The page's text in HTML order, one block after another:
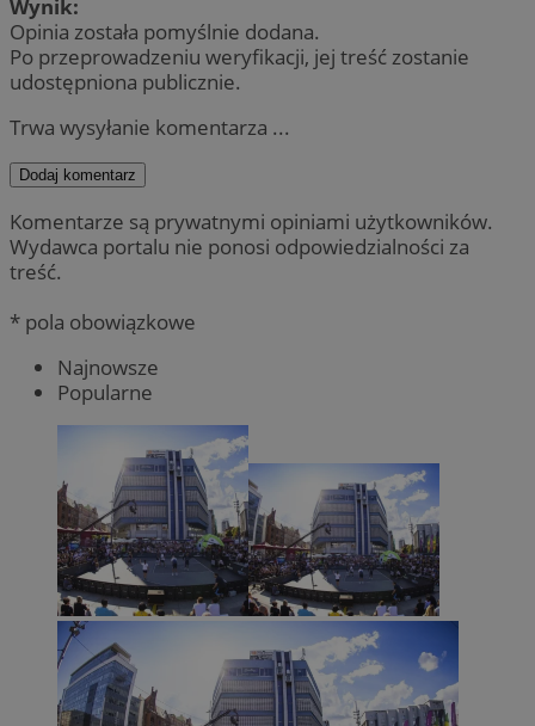
Wynik:
Opinia została pomyślnie dodana.
Po przeprowadzeniu weryfikacji, jej treść zostanie
udostępniona publicznie.
Trwa wysyłanie komentarza ...
Dodaj komentarz
Komentarze są prywatnymi opiniami użytkowników.
Wydawca portalu nie ponosi odpowiedzialności za
treść.
* pola obowiązkowe
Najnowsze
Popularne